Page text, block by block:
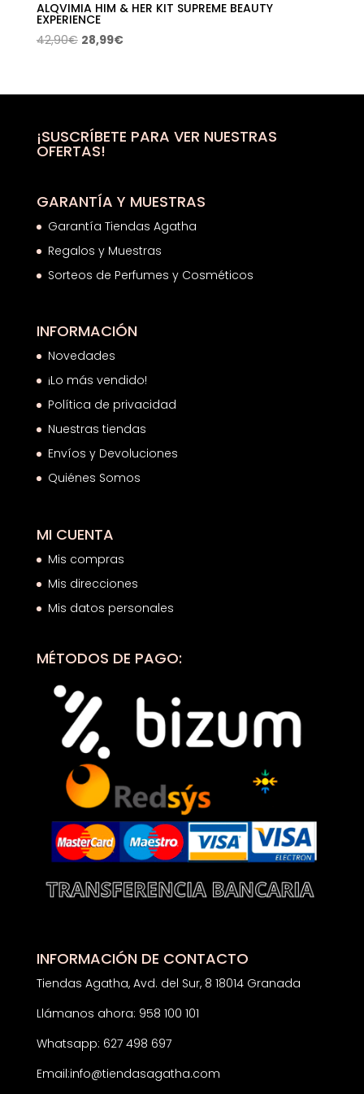
ALQVIMIA HIM & HER KIT SUPREME BEAUTY
EXPERIENCE
42,90€ El
era:
28,99€El
es:
¡SUSCRÍBETE PARA VER NUESTRAS
OFERTAS!
GARANTÍA Y MUESTRAS
Garantía Tiendas Agatha
Regalos y Muestras
Sorteos de Perfumes y Cosméticos
INFORMACIÓN
Novedades
¡Lo más vendido!
Política de privacidad
Nuestras tiendas
Envíos y Devoluciones
Quiénes Somos
MI CUENTA
Mis compras
Mis direcciones
Mis datos personales
MÉTODOS DE PAGO:
INFORMACIÓN DE CONTACTO
Tiendas Agatha, Avd. del Sur, 8 18014 Granada
Llámanos ahora: 958 100 101
Whatsapp: 627 498 697
Email:info@tiendasagatha.com